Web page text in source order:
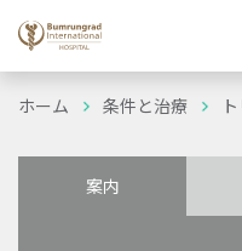
ホーム 条件と治療
案内